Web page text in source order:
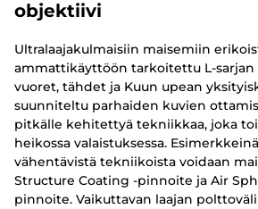
objektiivi
Ultralaajakulmaisiin maisemiin
ammattikäyttöön tarkoitettu L-
vuoret, tähdet ja Kuun upean
suunniteltu parhaiden kuvien
pitkälle kehitettyä tekniikkaa, joka
heikossa valaistuksessa.
vähentävistä tekniikoista voidaan
Structure Coating -pinnoite ja Air
pinnoite. Vaikuttavan laajan